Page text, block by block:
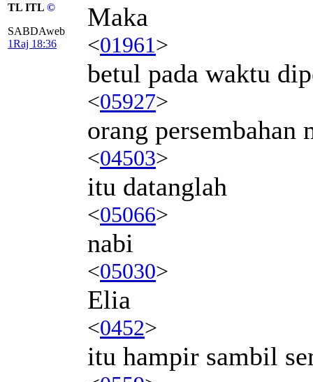
TL ITL ©
SABDAweb
1Raj 18:36
Maka
<01961>
betul pada waktu
<05927>
orang persembahan
<04503>
itu datanglah
<05066>
nabi
<05030>
Elia
<0452>
itu hampir sambil